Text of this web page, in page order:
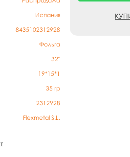
Испания
8435102312928
Фольга
32"
19*15*1
35 гр
2312928
Flexmetal S.L.